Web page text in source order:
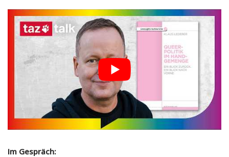
Im Gespräch: